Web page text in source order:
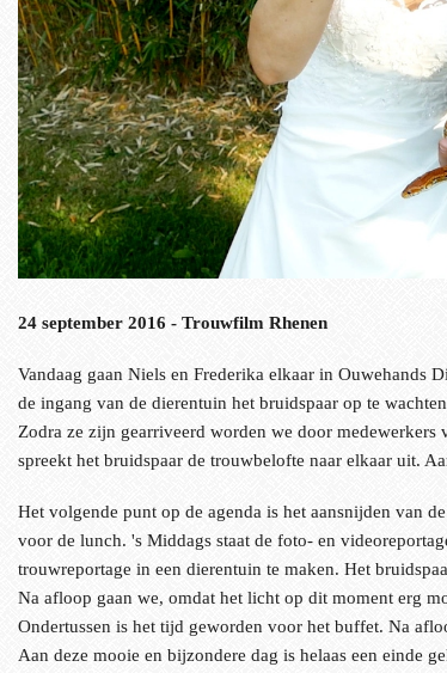
24 september 2016 - Trouwfilm Rhenen
Vandaag gaan Niels en Frederika elkaar in Ouwehands
de ingang van de dierentuin het bruidspaar op te
Zodra ze zijn gearriveerd worden we door
spreekt het bruidspaar de trouwbelofte naar elkaar uit.
Het volgende punt op de agenda is het aansnijden van
voor de lunch. 's Middags staat de foto- en
trouwreportage in een dierentuin te maken. Het
Na afloop gaan we, omdat het licht op dit moment erg
Ondertussen is het tijd geworden voor het buffet. Na
Aan deze mooie en bijzondere dag is helaas een einde